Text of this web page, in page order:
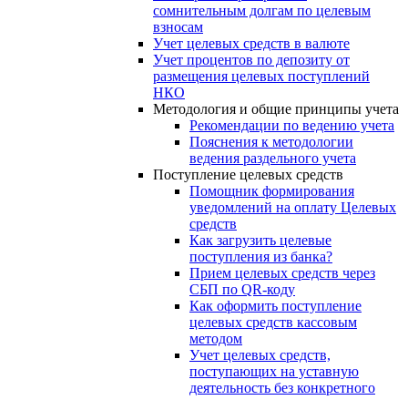
сомнительным долгам по целевым
взносам
Учет целевых средств в валюте
Учет процентов по депозиту от
размещения целевых поступлений
НКО
Методология и общие принципы учета
Рекомендации по ведению учета
Пояснения к методологии
ведения раздельного учета
Поступление целевых средств
Помощник формирования
уведомлений на оплату Целевых
средств
Как загрузить целевые
поступления из банка?
Прием целевых средств через
СБП по QR-коду
Как оформить поступление
целевых средств кассовым
методом
Учет целевых средств,
поступающих на уставную
деятельность без конкретного